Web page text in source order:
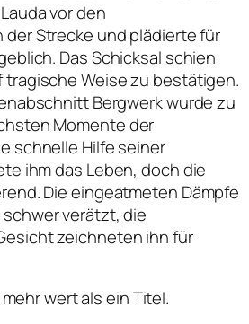
vor den
Strecke und plädierte für
Das Schicksal schien
tragische Weise zu bestätigen.
Bergwerk wurde zu
Momente der
schnelle Hilfe seiner
ihm das Leben, doch die
Die eingeatmeten Dämpfe
verätzt, die
zeichneten ihn für
wert als ein Titel.